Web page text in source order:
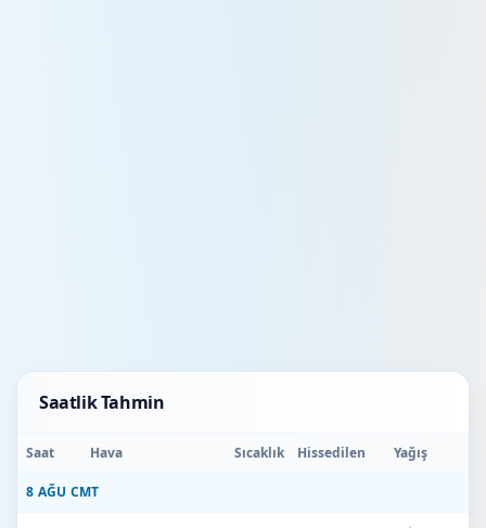
Saatlik Tahmin
Saat Hava Sıcaklık Hissedilen Yağış
8 AĞU CMT